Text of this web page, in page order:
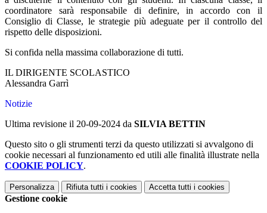
coordinatore sarà responsabile di definire, in accordo con il
Consiglio di Classe, le strategie più adeguate per il controllo del
rispetto delle disposizioni.
Si confida nella massima collaborazione di tutti.
IL DIRIGENTE SCOLASTICO
Alessandra Garrì
Notizie
Ultima revisione il 20-09-2024 da SILVIA BETTIN
Questo sito o gli strumenti terzi da questo utilizzati si avvalgono di
cookie necessari al funzionamento ed utili alle finalità illustrate nella
COOKIE POLICY.
Personalizza Rifiuta tutti i cookies Accetta tutti i cookies
Gestione cookie